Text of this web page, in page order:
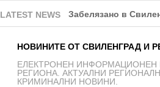
LATEST NEWS Забелязано в
НОВИНИТЕ ОТ СВИЛЕНГРАД И
EЛЕКТРОНЕН ИНФОРМАЦИОНЕН
РЕГИОНА. АКТУАЛНИ
КРИМИНАЛНИ НОВИНИ.